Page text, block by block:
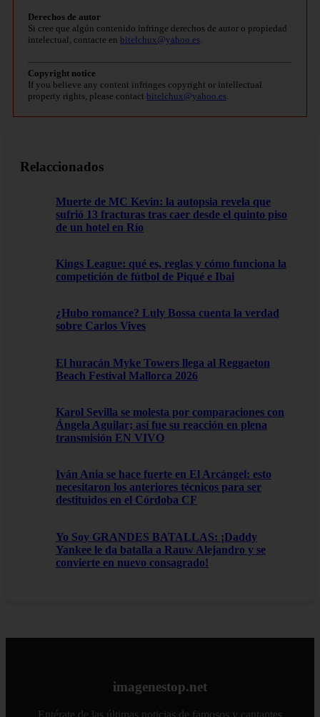
Derechos de autor
Si cree que algún contenido infringe derechos de autor o propiedad
intelectual, contacte en bitelchux@yahoo.es.
Copyright notice
If you believe any content infringes copyright or intellectual
property rights, please contact bitelchux@yahoo.es.
Relaccionados
Muerte de MC Kevin: la autopsia revela que
sufrió 13 fracturas tras caer desde el quinto piso
de un hotel en Río
Kings League: qué es, reglas y cómo funciona la
competición de fútbol de Piqué e Ibai
¿Hubo romance? Luly Bossa cuenta la verdad
sobre Carlos Vives
El huracán Myke Towers llega al Reggaeton
Beach Festival Mallorca 2026
Karol Sevilla se molesta por comparaciones con
Ángela Aguilar; así fue su reacción en plena
transmisión EN VIVO
Iván Ania se hace fuerte en El Arcángel: esto
necesitaron los anteriores técnicos para ser
destituidos en el Córdoba CF
Yo Soy GRANDES BATALLAS: ¡Daddy
Yankee le da batalla a Rauw Alejandro y se
convierte en nuevo consagrado!
imagenestop.net
Entérate de las últimas noticias de famosos y cantantes